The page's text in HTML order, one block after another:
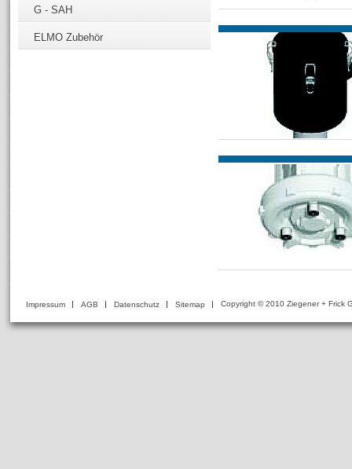
G - SAH
ELMO Zubehör
Impressum AGB Datenschutz Sitemap Copyright © 2010 Ziegener +